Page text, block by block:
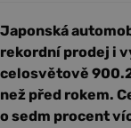
Japonská
rekordní prodej i
celosvětově
než před rokem.
o sedm procent